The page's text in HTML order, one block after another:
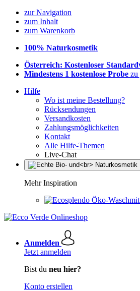
zur Navigation
zum Inhalt
zum Warenkorb
100% Naturkosmetik
Österreich: Kostenloser
Mindestens 1 kostenlose Probe zu
Hilfe
Wo ist meine Bestellung?
Rücksendungen
Versandkosten
Zahlungsmöglichkeiten
Kontakt
Alle Hilfe-Themen
Live-Chat
Mehr Inspiration
Öko-
Anmelden
Jetzt anmelden
Bist du neu hier?
Konto erstellen